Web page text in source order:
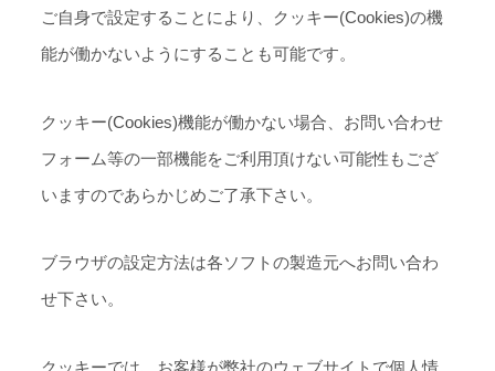
ご自身で設定することにより、クッキー(Cookies)の機
能が働かないようにすることも可能です。
クッキー(Cookies)機能が働かない場合、お問い合わせ
フォーム等の一部機能をご利用頂けない可能性もござ
いますのであらかじめご了承下さい。
ブラウザの設定方法は各ソフトの製造元へお問い合わ
せ下さい。